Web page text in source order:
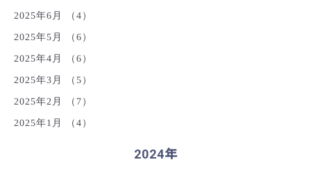
2025年6月 （4）
2025年5月 （6）
2025年4月 （6）
2025年3月 （5）
2025年2月 （7）
2025年1月 （4）
2024年